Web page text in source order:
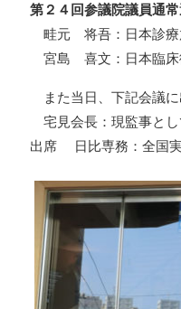
第２４回参議院議員通
畦元 将吾：日本診療
宮島 喜文：日本臨床
また当日、下記会議に
宅見会長：現監事とし
出席 日比専務：全国